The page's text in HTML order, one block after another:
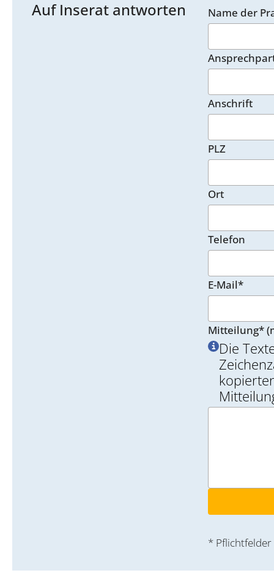
Auf Inserat antworten Name der
Anschrift
PLZ
Ort
Telefon
E-Mail*
Die
Mitteilung*
* Pflichtfelder